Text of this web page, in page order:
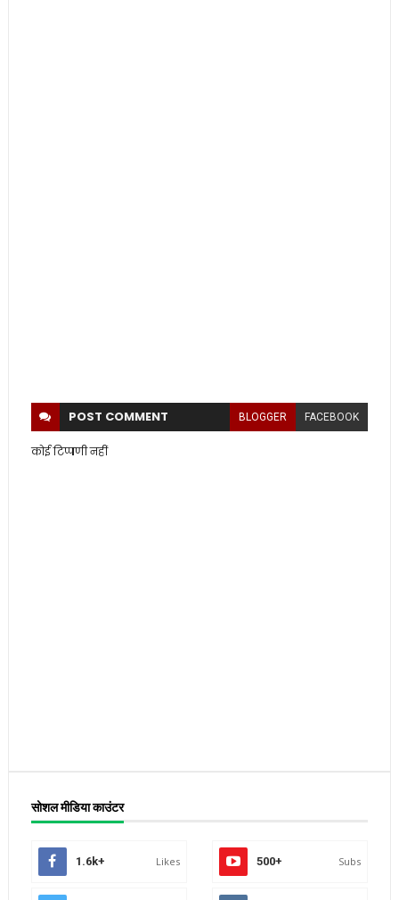
POST COMMENT BLOGGER FACEBOOK
कोई टिप्पणी नहीं
सोशल मीडिया काउंटर
1.6k+ Likes 500+ Subs